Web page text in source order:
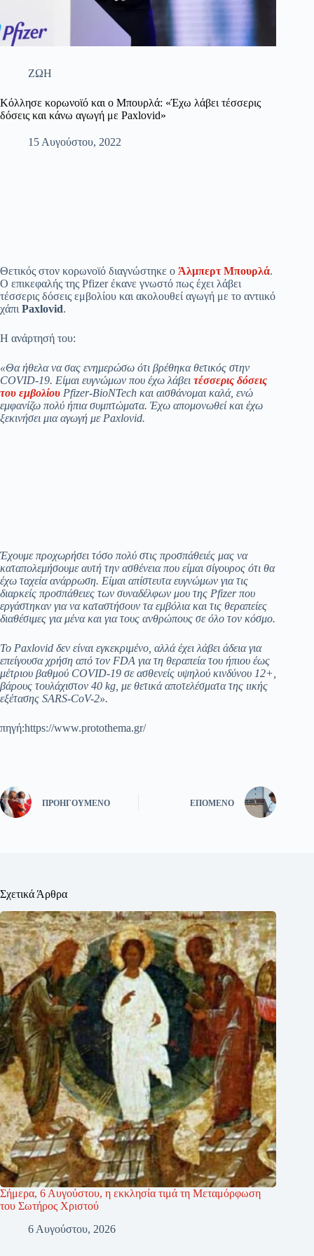
ΖΩΗ
Κόλλησε κορωνοϊό και ο Μπουρλά: «Έχω λάβει τέσσερις
δόσεις και κάνω αγωγή με Paxlovid»
15 Αυγούστου, 2022
Θετικός στον κορωνοϊό διαγνώστηκε ο Άλμπερτ Μπουρλά.
Ο επικεφαλής της Pfizer έκανε γνωστό πως έχει λάβει
τέσσερις δόσεις εμβολίου και ακολουθεί αγωγή με το αντιικό
χάπι Paxlovid.
Η ανάρτησή του:
«Θα ήθελα να σας ενημερώσω ότι βρέθηκα θετικός στην
COVID-19. Είμαι ευγνώμων που έχω λάβει τέσσερις δόσεις
του εμβολίου Pfizer-BioNTech και αισθάνομαι καλά, ενώ
εμφανίζω πολύ ήπια συμπτώματα. Έχω απομονωθεί και έχω
ξεκινήσει μια αγωγή με Paxlovid.
Έχουμε προχωρήσει τόσο πολύ στις προσπάθειές μας να
καταπολεμήσουμε αυτή την ασθένεια που είμαι σίγουρος ότι θα
έχω ταχεία ανάρρωση. Είμαι απίστευτα ευγνώμων για τις
διαρκείς προσπάθειες των συναδέλφων μου της Pfizer που
εργάστηκαν για να καταστήσουν τα εμβόλια και τις θεραπείες
διαθέσιμες για μένα και για τους ανθρώπους σε όλο τον κόσμο.
Το Paxlovid δεν είναι εγκεκριμένο, αλλά έχει λάβει άδεια για
επείγουσα χρήση από τον FDA για τη θεραπεία του ήπιου έως
μέτριου βαθμού COVID-19 σε ασθενείς υψηλού κινδύνου 12+,
βάρους τουλάχιστον 40 kg, με θετικά αποτελέσματα της ιικής
εξέτασης SARS-CoV-2».
πηγή:https://www.protothema.gr/
ΠΡΟΗΓΟΎΜΕΝΟ ΕΠΌΜΕΝΟ
Σχετικά Άρθρα
Σήμερα, 6 Αυγούστου, η εκκλησία τιμά τη Μεταμόρφωση
του Σωτήρος Χριστού
6 Αυγούστου, 2026